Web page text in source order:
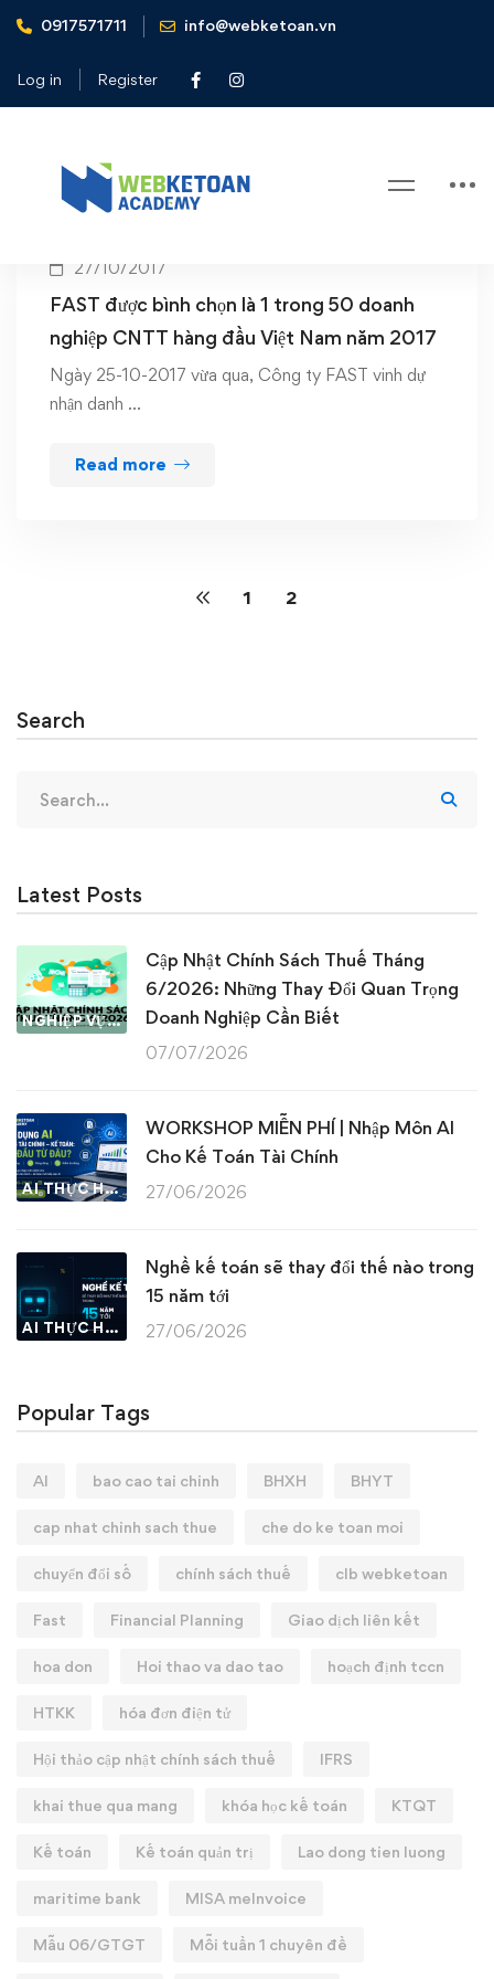
0917571711 info@webketoan.vn
Log in Register
Home Fast
Tag: Fast
27/10/2017
FAST được bình chọn là 1 trong 50 doanh
nghiệp CNTT hàng đầu Việt Nam năm 2017
Ngày 25-10-2017 vừa qua, Công ty FAST vinh dự
nhận danh …
Read more
1 2
Search
for:
Latest Posts
NGHIỆP VỤ KẾ TOÁN & THUẾ
Cập Nhật Chính Sách Thuế Tháng
6/2026: Những Thay Đổi Quan Trọng
Doanh Nghiệp Cần Biết
07/07/2026
AI THỰC HÀNH
WORKSHOP MIỄN PHÍ | Nhập Môn AI
Cho Kế Toán Tài Chính
27/06/2026
AI THỰC HÀNH
Nghề kế toán sẽ thay đổi thế nào trong
15 năm tới
27/06/2026
Popular Tags
AI bao cao tai chinh BHXH BHYT
cap nhat chinh sach thue che do ke toan moi
chuyển đổi số chính sách thuế clb webketoan
Fast Financial Planning Giao dịch liên kết
hoa don Hoi thao va dao tao hoạch định tccn
HTKK hóa đơn điện tử
Hội thảo cập nhật chính sách thuế IFRS
khai thue qua mang khóa học kế toán KTQT
Kế toán Kế toán quản trị Lao dong tien luong
maritime bank MISA meInvoice
Mẫu 06/GTGT Mỗi tuần 1 chuyên đề